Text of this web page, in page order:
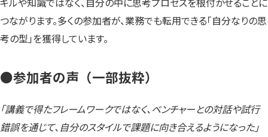
つながります。多くの参加者が、業務でも転用できる「自分なりの思
考の型」を獲得しています。
●参加者の声（一部抜粋）
「講義で得たフレームワークではなく、ベンチャーとの対話や試行
錯誤を通じて、自分のスタイルで課題に向き合えるようになった」